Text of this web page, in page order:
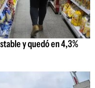
y quedó en 4,3%